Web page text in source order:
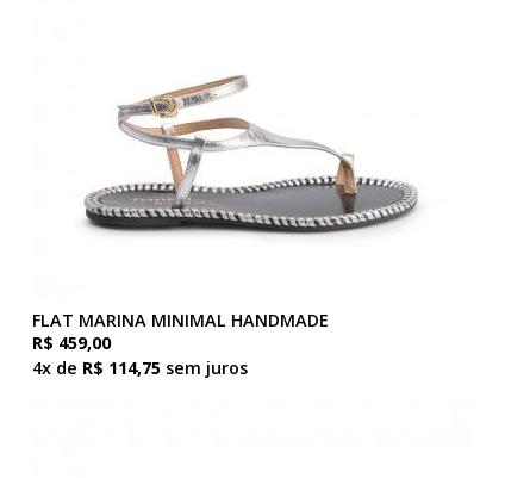
FLAT MARINA MINIMAL HANDMADE
R$ 459,00
4x de R$ 114,75 sem juros